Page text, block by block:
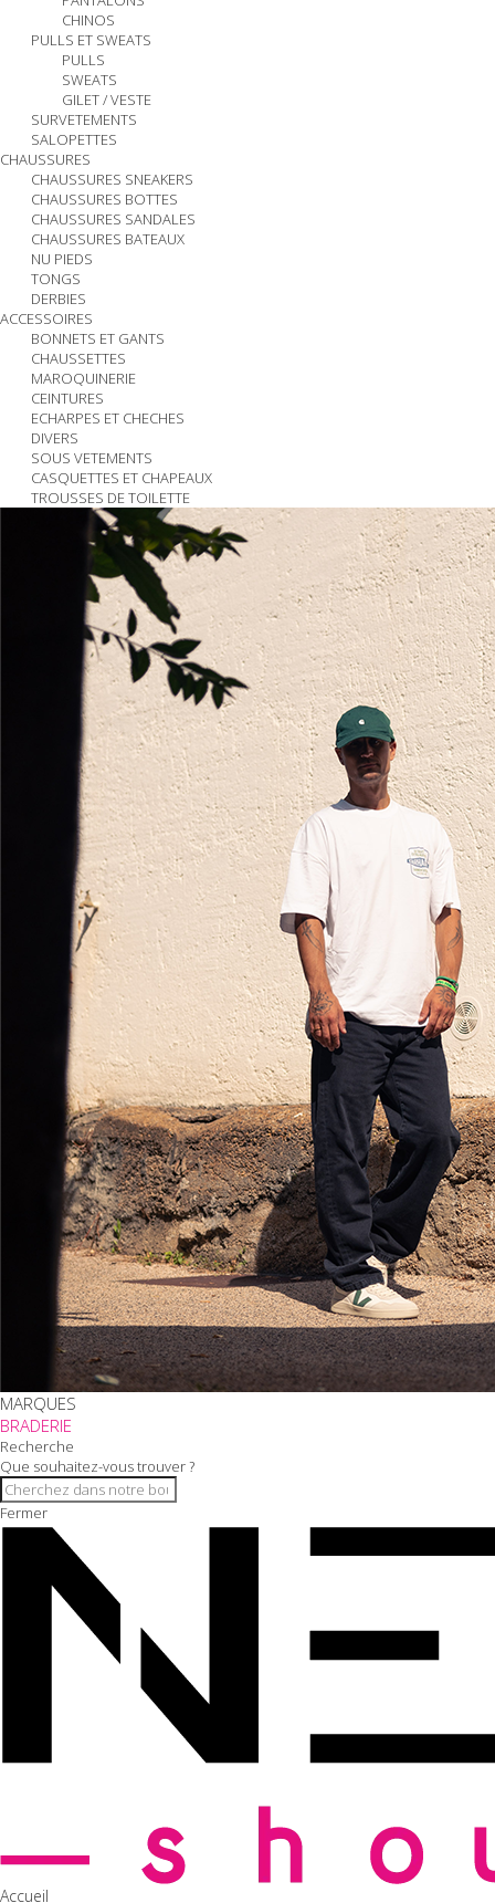
CHINOS
PULLS ET SWEATS
PULLS
SWEATS
GILET / VESTE
SURVETEMENTS
SALOPETTES
CHAUSSURES
CHAUSSURES SNEAKERS
CHAUSSURES BOTTES
CHAUSSURES SANDALES
CHAUSSURES BATEAUX
NU PIEDS
TONGS
DERBIES
ACCESSOIRES
BONNETS ET GANTS
CHAUSSETTES
MAROQUINERIE
CEINTURES
ECHARPES ET CHECHES
DIVERS
SOUS VETEMENTS
CASQUETTES ET CHAPEAUX
TROUSSES DE TOILETTE
MARQUES
BRADERIE
Recherche
Que souhaitez-vous trouver ?
Fermer
Accueil